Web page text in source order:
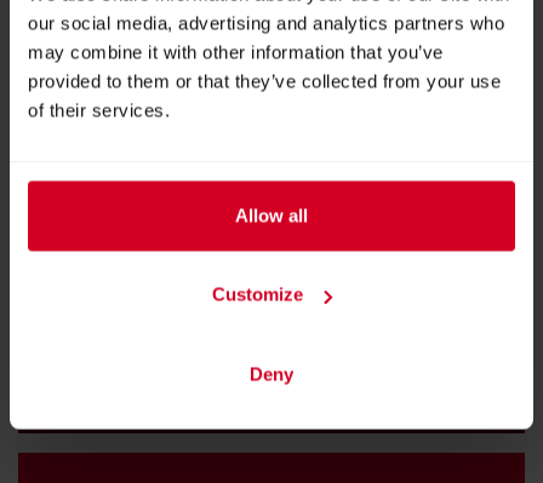
our social media, advertising and analytics partners who
may combine it with other information that you’ve
provided to them or that they’ve collected from your use
of their services.
Allow all
Customize
Deny
ONE MONTH TO GO: DIE HIGHLIGHTS DER